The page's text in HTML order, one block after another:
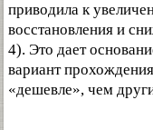
приводила к
восстановления и
4). Это дает
вариант
«дешевле», чем